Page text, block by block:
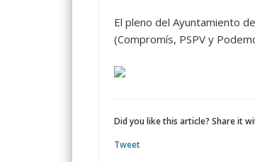
El pleno del Ayuntamiento
(Compromís, PSPV y
Did you like this article? Share it
Tweet